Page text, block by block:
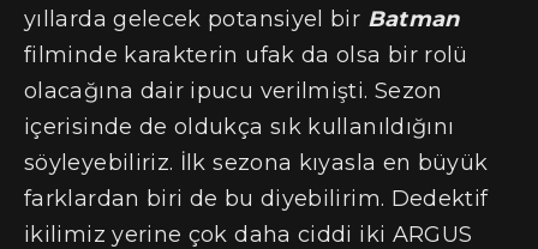
yıllarda gelecek potansiyel bir Batman
filminde karakterin ufak da olsa bir rolü
olacağına dair ipucu verilmişti. Sezon
içerisinde de oldukça sık kullanıldığını
söyleyebiliriz. İlk sezona kıyasla en büyük
farklardan biri de bu diyebilirim. Dedektif
ikilimiz yerine çok daha ciddi iki ARGUS